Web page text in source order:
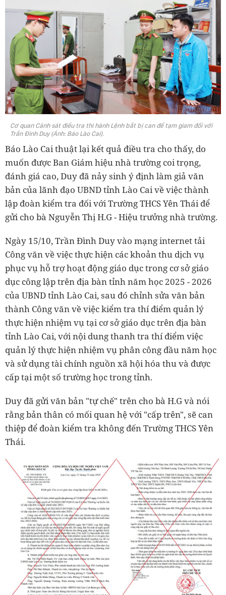
Cơ quan Cảnh sát điều tra thi hành Lệnh bắt bị can để tạm giam đối với
Trần Đình Duy (Ảnh: Báo Lào Cai).
Báo Lào Cai thuật lại kết quả điều tra cho thấy, do
muốn được Ban Giám hiệu nhà trường coi trọng,
đánh giá cao, Duy đã nảy sinh ý định làm giả văn
bản của lãnh đạo UBND tỉnh Lào Cai về việc thành
lập đoàn kiểm tra đối với Trường THCS Yên Thái để
gửi cho bà Nguyễn Thị H.G - Hiệu trưởng nhà trường.
Ngày 15/10, Trần Đình Duy vào mạng internet tải
Công văn về việc thực hiện các khoản thu dịch vụ
phục vụ hỗ trợ hoạt động giáo dục trong cơ sở giáo
dục công lập trên địa bàn tỉnh năm học 2025 - 2026
của UBND tỉnh Lào Cai, sau đó chỉnh sửa văn bản
thành Công văn về việc kiểm tra thí điểm quản lý
thực hiện nhiệm vụ tại cơ sở giáo dục trên địa bàn
tỉnh Lào Cai, với nội dung thanh tra thí điểm việc
quản lý thực hiện nhiệm vụ phân công đầu năm học
và sử dụng tài chính nguồn xã hội hóa thu và được
cấp tại một số trường học trong tỉnh.
Duy đã gửi văn bản "tự chế" trên cho bà H.G và nói
rằng bản thân có mối quan hệ với "cấp trên", sẽ can
thiệp để đoàn kiểm tra không đến Trường THCS Yên
Thái.